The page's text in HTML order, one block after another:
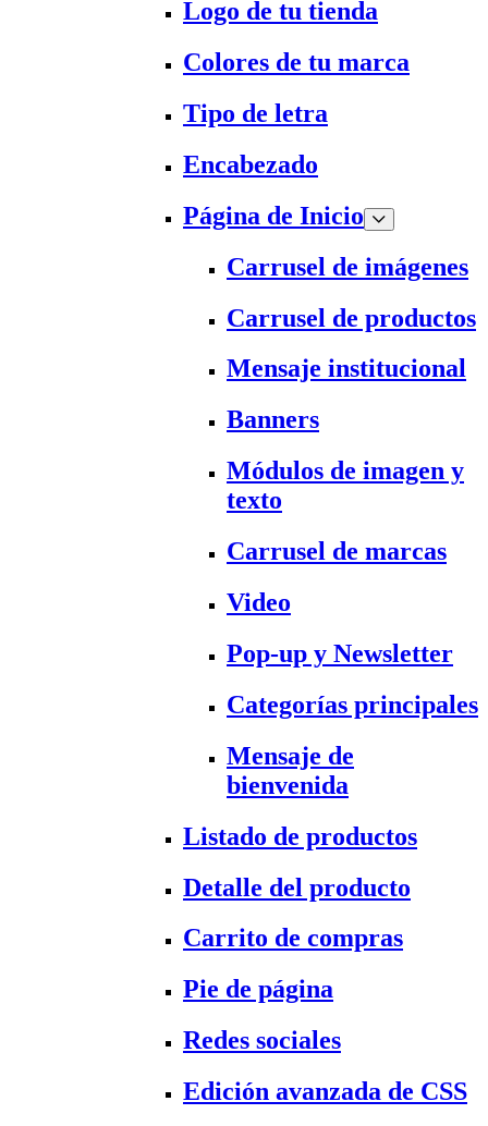
Logo de tu tienda
Colores de tu marca
Tipo de letra
Encabezado
Página de Inicio
Carrusel de imágenes
Carrusel de productos
Mensaje institucional
Banners
Módulos de imagen y
texto
Carrusel de marcas
Video
Pop-up y Newsletter
Categorías principales
Mensaje de
bienvenida
Listado de productos
Detalle del producto
Carrito de compras
Pie de página
Redes sociales
Edición avanzada de CSS